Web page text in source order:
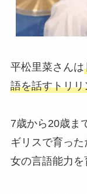
平松里菜さんは
語を話すトリリ
7歳から20歳ま
ギリスで育っ
女の言語能力を